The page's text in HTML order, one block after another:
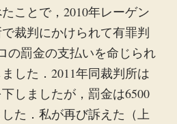
ことで，2010年レーゲン
裁判にかけられて有罪判
の罰金の支払いを命じられ
した．2011年同裁判所は
しましたが，罰金は6500
た．私が再び訴えた（上